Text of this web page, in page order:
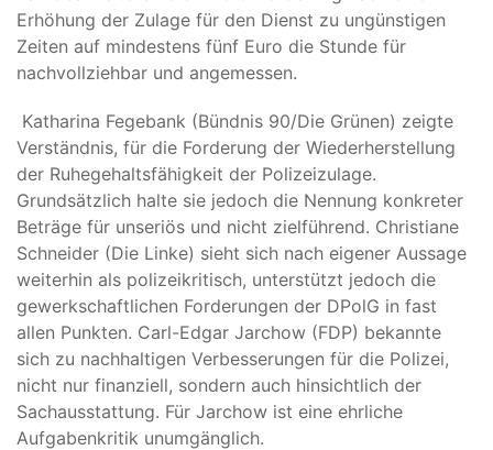
Erhöhung der Zulage für den Dienst zu ungünstigen
Zeiten auf mindestens fünf Euro die Stunde für
nachvollziehbar und angemessen.
Katharina Fegebank (Bündnis 90/Die Grünen) zeigte
Verständnis, für die Forderung der Wiederherstellung
der Ruhegehaltsfähigkeit der Polizeizulage.
Grundsätzlich halte sie jedoch die Nennung konkreter
Beträge für unseriös und nicht zielführend. Christiane
Schneider (Die Linke) sieht sich nach eigener Aussage
weiterhin als polizeikritisch, unterstützt jedoch die
gewerkschaftlichen Forderungen der DPolG in fast
allen Punkten. Carl-Edgar Jarchow (FDP) bekannte
sich zu nachhaltigen Verbesserungen für die Polizei,
nicht nur finanziell, sondern auch hinsichtlich der
Sachausstattung. Für Jarchow ist eine ehrliche
Aufgabenkritik unumgänglich.